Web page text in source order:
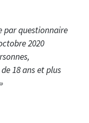
par questionnaire
2020
18 ans et plus